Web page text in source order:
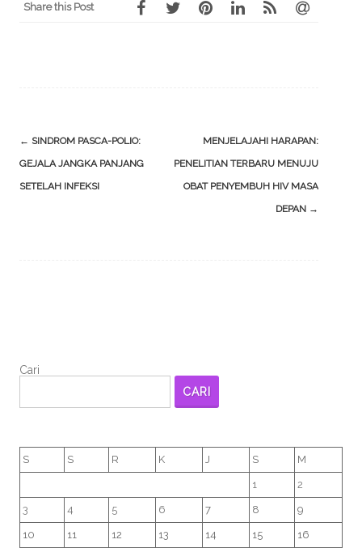
Share this Post
Post
navigation
← SINDROM PASCA-POLIO:
GEJALA JANGKA PANJANG
SETELAH INFEKSI
MENJELAJAHI HARAPAN:
PENELITIAN TERBARU MENUJU
OBAT PENYEMBUH HIV MASA
DEPAN →
Cari
CARI
S S R K J S M
1 2
3 4 5 6 7 8 9
10 11 12 13 14 15 16